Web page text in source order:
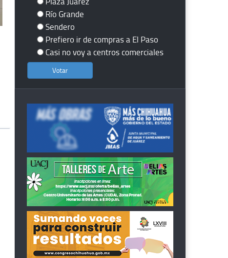
Río Grande
Sendero
Prefiero ir de compras a El Paso
Casi no voy a centros comerciales